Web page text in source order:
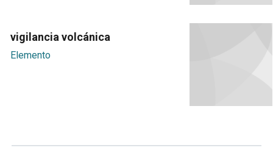
vigilancia volcánica
Elemento